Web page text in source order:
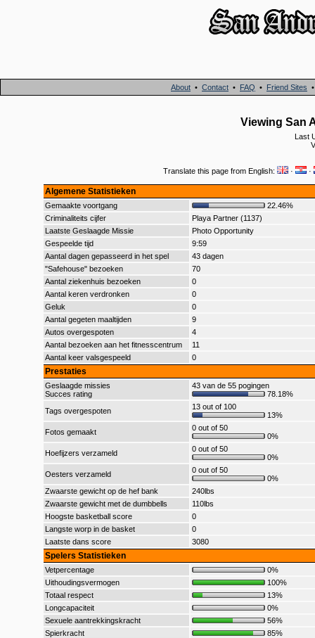
About • Contact • FAQ • Friend Sites
Viewing San
Last
Translate this page from English: · ·
Algemene Statistieken
Gemaakte voortgang
22.46%
Criminaliteits cijfer
Playa Partner (1137)
Laatste Geslaagde Missie
Photo Opportunity
Gespeelde tijd
9:59
Aantal dagen gepasseerd in het spel
43 dagen
"Safehouse" bezoeken
70
Aantal ziekenhuis bezoeken
0
Aantal keren verdronken
0
Geluk
0
Aantal gegeten maaltijden
9
Autos overgespoten
4
Aantal bezoeken aan het fitnesscentrum
11
Aantal keer valsgespeeld
0
Prestaties
Geslaagde missies
Succes rating
43 van de 55 pogingen
78.18%
Tags overgespoten
13 out of 100
13%
Fotos gemaakt
0 out of 50
0%
Hoefijzers verzameld
0 out of 50
0%
Oesters verzameld
0 out of 50
0%
Zwaarste gewicht op de hef bank
240lbs
Zwaarste gewicht met de dumbbells
110lbs
Hoogste basketball score
0
Langste worp in de basket
0
Laatste dans score
3080
Spelers Statistieken
Vetpercentage
0%
Uithoudingsvermogen
100%
Totaal respect
13%
Longcapaciteit
0%
Sexuele aantrekkingskracht
56%
Spierkracht
85%